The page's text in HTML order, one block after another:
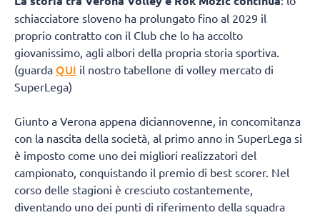
schiacciatore sloveno ha prolungato fino al 2029 il
proprio contratto con il Club che lo ha accolto
giovanissimo, agli albori della propria storia sportiva.
(guarda QUI il nostro tabellone di volley mercato di
SuperLega)
Giunto a Verona appena diciannovenne, in concomitanza
con la nascita della società, al primo anno in SuperLega si
è imposto come uno dei migliori realizzatori del
campionato, conquistando il premio di best scorer. Nel
corso delle stagioni è cresciuto costantemente,
diventando uno dei punti di riferimento della squadra